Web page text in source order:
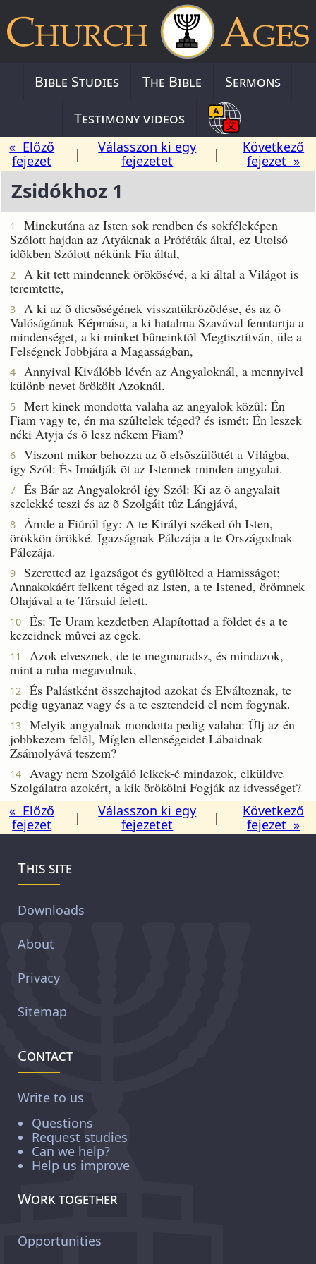
Bible Studies The Bible
Sermons
Testimony videos
« Előző
fejezet
|
Válasszon ki egy
fejezetet
|
Következő
fejezet »
Zsidókhoz 1
1
Minekutána az Isten sok rendben és sokféleképen
Szólott hajdan az Atyáknak a Próféták által, ez Utolsó
idõkben Szólott nékünk Fia által,
2
A kit tett mindennek örökösévé, a ki által a Világot is
teremtette,
3
A ki az õ dicsõségének visszatükrözõdése, és az õ
Valóságának Képmása, a ki hatalma Szavával fenntartja a
mindenséget, a ki minket bûneinktõl Megtisztítván, üle a
Felségnek Jobbjára a Magasságban,
4
Annyival Kiválóbb lévén az Angyaloknál, a mennyivel
különb nevet örökölt Azoknál.
5
Mert kinek mondotta valaha az angyalok közûl: Én
Fiam vagy te, én ma szûltelek téged? és ismét: Én leszek
néki Atyja és õ lesz nékem Fiam?
6
Viszont mikor behozza az õ elsõszülöttét a Világba,
így Szól: És Imádják õt az Istennek minden angyalai.
7
És Bár az Angyalokról így Szól: Ki az õ angyalait
szelekké teszi és az õ Szolgáit tûz Lángjává,
8
Ámde a Fiúról így: A te Királyi széked óh Isten,
örökkön örökké. Igazságnak Pálczája a te Országodnak
Pálczája.
9
Szeretted az Igazságot és gyûlölted a Hamisságot;
Annakokáért felkent téged az Isten, a te Istened, örömnek
Olajával a te Társaid felett.
10
És: Te Uram kezdetben Alapítottad a földet és a te
kezeidnek mûvei az egek.
11
Azok elvesznek, de te megmaradsz, és mindazok,
mint a ruha megavulnak,
12
És Palástként összehajtod azokat és Elváltoznak, te
pedig ugyanaz vagy és a te esztendeid el nem fogynak.
13
Melyik angyalnak mondotta pedig valaha: Ülj az én
jobbkezem felõl, Míglen ellenségeidet Lábaidnak
Zsámolyává teszem?
14
Avagy nem Szolgáló lelkek-é mindazok, elküldve
Szolgálatra azokért, a kik örökölni Fogják az idvességet?
« Előző
fejezet
|
Válasszon ki egy
fejezetet
|
Következő
fejezet »
This site
Downloads
About
Privacy
Sitemap
Contact
Write to us
Questions
Request studies
Can we help?
Help us improve
Work together
Opportunities